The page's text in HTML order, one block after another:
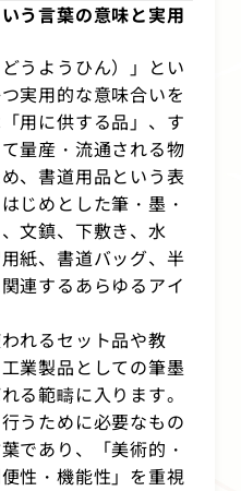
う言葉の意味と実用
うようひん）」とい
実用的な意味合いを
用に供する品」、す
量産・流通される物
、書道用品という表
じめとした筆・墨・
文鎮、下敷き、水
紙、書道バッグ、半
連するあらゆるアイ
れるセット品や教
業製品としての筆墨
る範疇に入ります。
うために必要なもの
であり、「美術的・
性・機能性」を重視